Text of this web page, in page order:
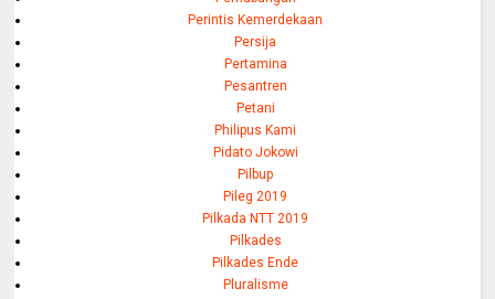
Perintis Kemerdekaan
Persija
Pertamina
Pesantren
Petani
Philipus Kami
Pidato Jokowi
Pilbup
Pileg 2019
Pilkada NTT 2019
Pilkades
Pilkades Ende
Pluralisme